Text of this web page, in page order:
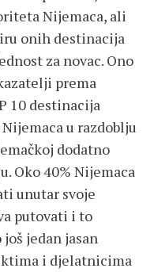
Nijemaca, ali
onih destinacija
za novac. Ono
prema
10 destinacija
u razdoblju
dodatno
Oko 40% Nijemaca
unutar svoje
putovati i to
jedan jasan
i djelatnicima